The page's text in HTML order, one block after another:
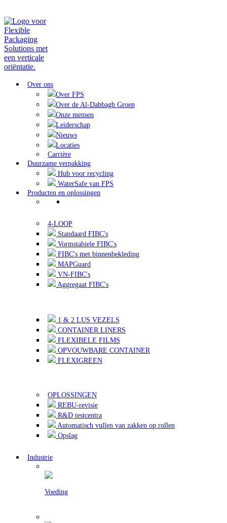
Over ons
Over FPS
Over de Al-Dabbagh Groep
Onze mensen
Leiderschap
Nieuws
Locaties
Carrière
Duurzame verpakking
Hub voor recycling
WaterSafe van FPS
Producten en oplossingen
4-LOOP
Standaard FIBC's
Vormstabiele FIBC's
FIBC's met binnenbekleding
MAPGuard
VN-FIBC's
Aggregaat FIBC's
1 & 2 LUS VEZELS
CONTAINER LINERS
FLEXIBELE FILMS
OPVOUWBARE CONTAINER
FLEXIGREEN
OPLOSSINGEN
REBU-revisie
R&D testcentra
Automatisch vullen van zakken op rollen
Opslag
Industrie
Voeding